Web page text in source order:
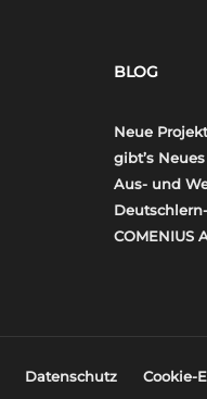
BLOG
Neue
gibt’s
Aus- und
COMENIUS
Datenschutz Cookie-